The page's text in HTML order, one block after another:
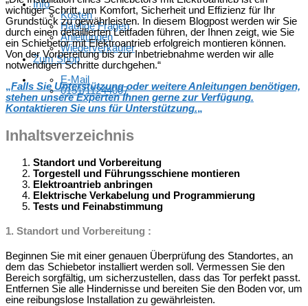
Info
Kosten
Häufige Fragen
Anleitungen
Wiederverkäufer
Zum Shop
E-Mail
0151/11244007
wichtiger Schritt, um Komfort, Sicherheit und Effizienz für Ihr
Grundstück zu gewährleisten. In diesem Blogpost werden wir Sie
durch einen detaillierten Leitfaden führen, der Ihnen zeigt, wie Sie
ein Schiebetor mit Elektroantrieb erfolgreich montieren können.
Von der Vorbereitung bis zur Inbetriebnahme werden wir alle
notwendigen Schritte durchgehen.“
„Falls Sie Unterstützung oder weitere Anleitungen benötigen,
stehen unsere Experten Ihnen gerne zur Verfügung.
Kontaktieren Sie uns für Unterstützung.„
Inhaltsverzeichnis
Standort und Vorbereitung
Torgestell und Führungsschiene montieren
Elektroantrieb anbringen
Elektrische Verkabelung und Programmierung
Tests und Feinabstimmung
1. Standort und Vorbereitung :
Beginnen Sie mit einer genauen Überprüfung des Standortes, an
dem das Schiebetor installiert werden soll. Vermessen Sie den
Bereich sorgfältig, um sicherzustellen, dass das Tor perfekt passt.
Entfernen Sie alle Hindernisse und bereiten Sie den Boden vor, um
eine reibungslose Installation zu gewährleisten.